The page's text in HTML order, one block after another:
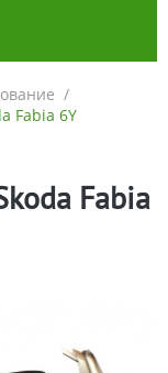
/
Fabia 6Y
Fabia